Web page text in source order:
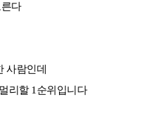
다
사람인데
리할 1순위입니다